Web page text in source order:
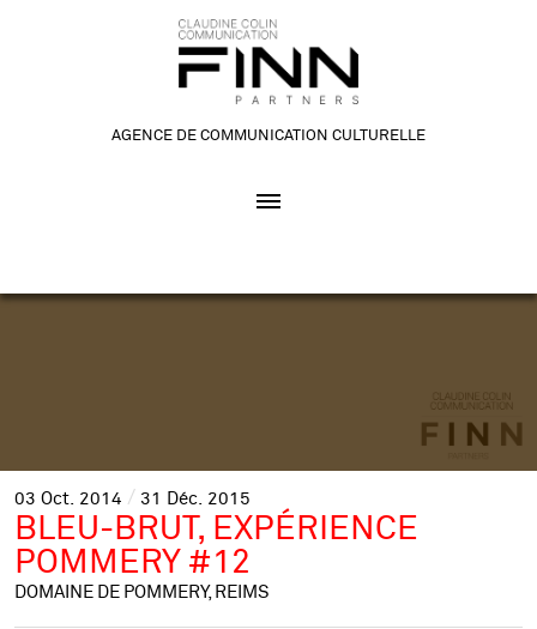
AGENCE DE COMMUNICATION CULTURELLE
03 Oct. 2014 31 Déc. 2015
BLEU-BRUT, EXPÉRIENCE
POMMERY #12
DOMAINE DE POMMERY, REIMS